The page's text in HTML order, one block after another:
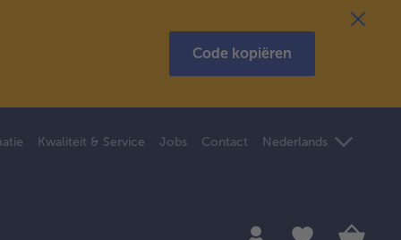
Code kopiëren
Kwaliteit & Service Jobs Contact Nederlands